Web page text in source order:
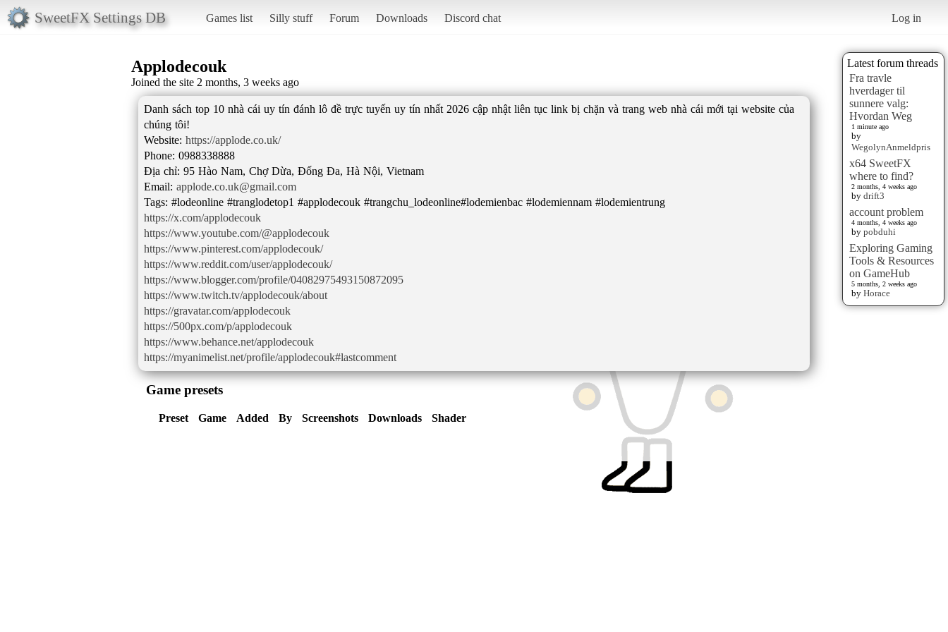
SweetFX Settings DB Games list Silly stuff Forum Downloads Discord chat Log in
Latest forum threads
Fra travle
hverdager til
sunnere valg:
Hvordan Weg
1 minute ago
by
WegolynAnmeldpris
x64 SweetFX
where to find?
2 months, 4 weeks ago
by drift3
account problem
4 months, 4 weeks ago
by pobduhi
Exploring Gaming
Tools & Resources
on GameHub
5 months, 2 weeks ago
by Horace
Applodecouk
Joined the site 2 months, 3 weeks ago
Danh sách top 10 nhà cái uy tín đánh lô đề trực tuyến uy tín nhất 2026 cập nhật liên tục link bị chặn và trang web nhà cái mới tại website của
chúng tôi!
Website: https://applode.co.uk/
Phone: 0988338888
Địa chỉ: 95 Hào Nam, Chợ Dừa, Đống Đa, Hà Nội, Vietnam
Email: applode.co.uk@gmail.com
https://x.com/applodecouk
https://www.youtube.com/@applodecouk
https://www.pinterest.com/applodecouk/
https://www.reddit.com/user/applodecouk/
https://www.blogger.com/profile/04082975493150872095
https://www.twitch.tv/applodecouk/about
https://gravatar.com/applodecouk
https://500px.com/p/applodecouk
https://www.behance.net/applodecouk
https://myanimelist.net/profile/applodecouk#lastcomment
Game presets
Preset Game Added By Screenshots Downloads Shader